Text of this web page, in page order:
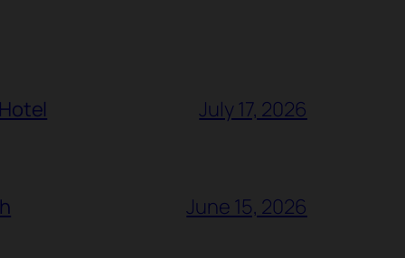
July 17, 2026
June 15, 2026